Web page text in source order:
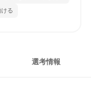
る
選考情報